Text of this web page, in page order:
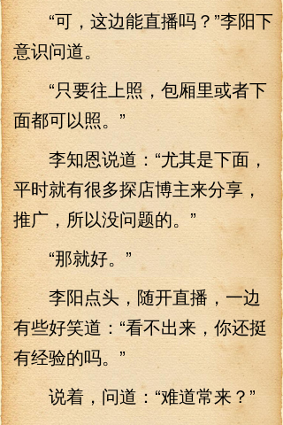
“可，这边能直播吗？”李阳下
意识问道。
“只要往上照，包厢里或者下
面都可以照。”
李知恩说道：“尤其是下面，
平时就有很多探店博主来分享，
推广，所以没问题的。”
“那就好。”
李阳点头，随开直播，一边
有些好笑道：“看不出来，你还挺
有经验的吗。”
说着，问道：“难道常来？”